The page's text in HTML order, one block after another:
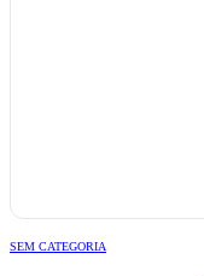
SEM CATEGORIA